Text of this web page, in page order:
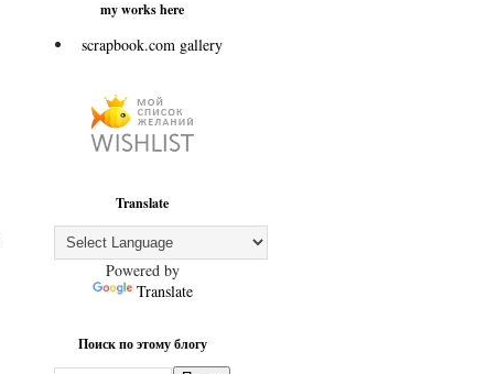
my works here
scrapbook.com gallery
Translate
Powered by
Translate
Поиск по этому блогу